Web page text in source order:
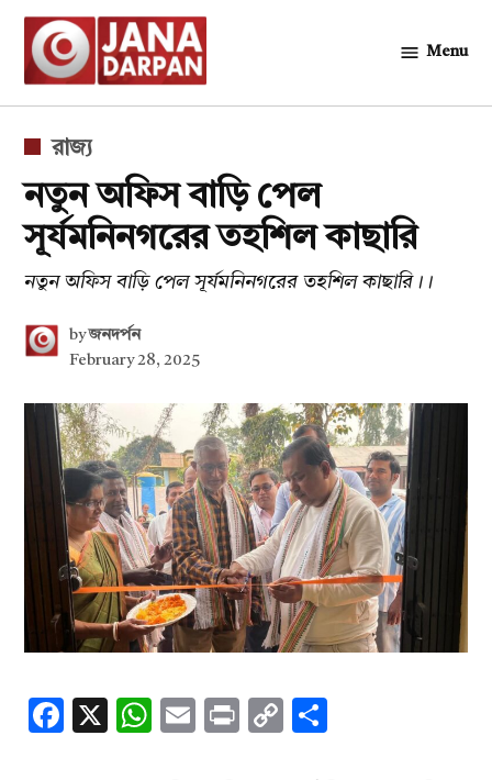
Skip
content
Menu
POSTED
রাজ্য
নতুন অফিস বাড়ি পেল
সূর্যমনিনগরের তহশিল কাছারি
নতুন অফিস বাড়ি পেল সূর্যমনিনগরের তহশিল কাছারি।।
by জনদর্পন
February 28, 2025
Facebook
X WhatsApp
EmailPrintCopy